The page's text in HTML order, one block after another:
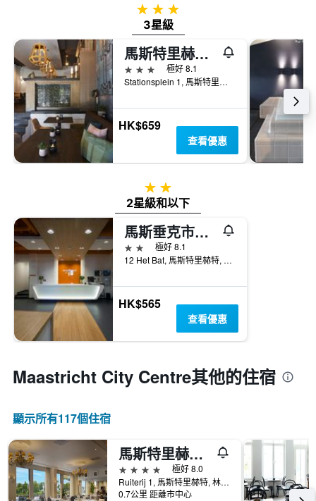
3星級
3星級
馬斯特里赫特卡邦酒店 - 馬斯垂克
3星級
極好 8.1
Stationsplein 1, 馬斯特里赫特, 林保, 荷蘭
HK$659
查看優惠
2星級
2星級和以下
馬斯垂克市中心便捷飯店
2星級
極好 8.1
12 Het Bat, 馬斯特里赫特, 林保, 荷蘭
HK$565
查看優惠
Maastricht City Centre​其他的住宿
顯示所有117​個住宿
馬斯特里赫特皇冠假日酒店
4星級
極好 8.0
Ruiterij 1, 馬斯特里赫特, 林保, 荷蘭
0.7公里 距離市中心